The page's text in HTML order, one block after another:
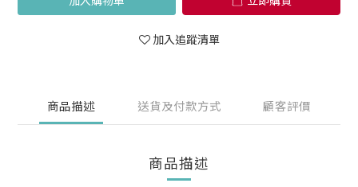
加入追蹤清單
商品描述 送貨及付款方式 顧客評價
商品描述